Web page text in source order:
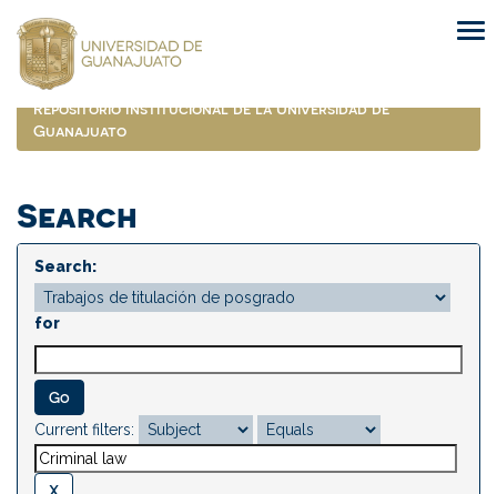
navigation
Repositorio Institucional de la Universidad de
Guanajuato
Search
Search:
for
Current filters: